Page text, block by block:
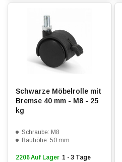
Schwarze Möbelrolle mit
Bremse 40 mm - M8 - 25
kg
Schraube: M8
Bauhöhe: 50 mm
2206 Auf Lager 1 - 3 Tage